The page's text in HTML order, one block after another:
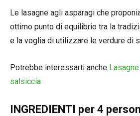
Le lasagne agli asparagi che
ottimo punto di equilibrio tra la
e la voglia di utilizzare le verdure di
Potrebbe interessarti anche
salsiccia
INGREDIENTI per 4